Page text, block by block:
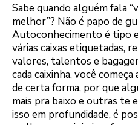
Sabe quando alguém fala
melhor”? Não é papo de
Autoconhecimento é tipo
várias caixas etiquetadas,
valores, talentos e
cada caixinha, você
de certa forma, por que
mais pra baixo e outras te
isso em profundidade, é